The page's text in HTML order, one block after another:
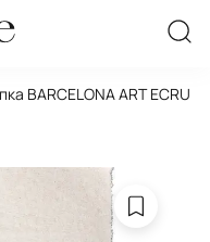
BARCELONA ART ECRU